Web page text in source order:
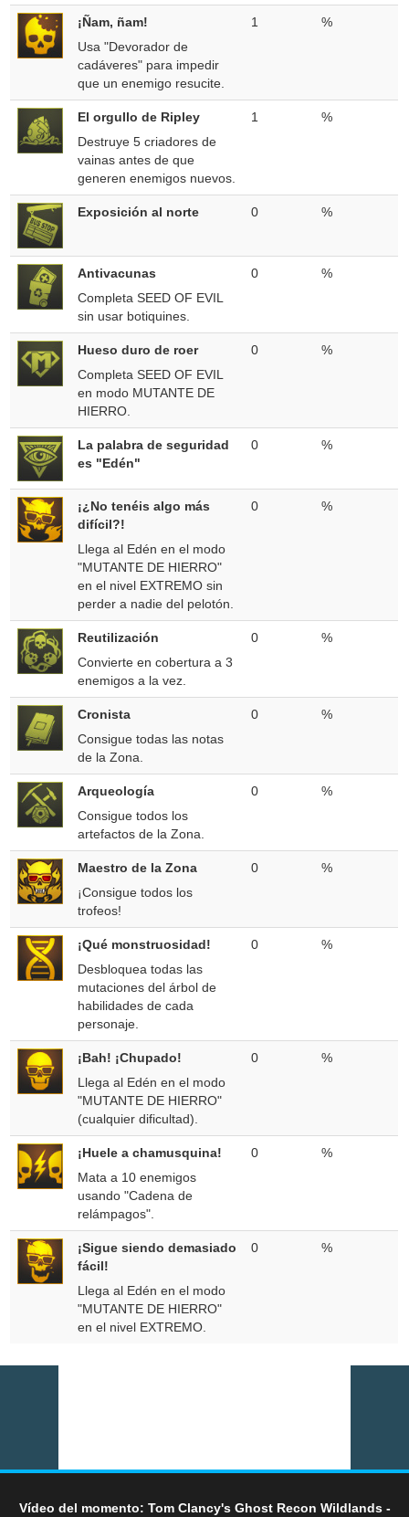
¡Ñam, ñam!
Usa "Devorador de
cadáveres" para impedir
que un enemigo resucite.
1 %
El orgullo de Ripley
Destruye 5 criadores de
vainas antes de que
generen enemigos nuevos.
1 %
Exposición al norte 0 %
Antivacunas
Completa SEED OF EVIL
sin usar botiquines.
0 %
Hueso duro de roer
Completa SEED OF EVIL
en modo MUTANTE DE
HIERRO.
0 %
La palabra de seguridad
es "Edén"
0 %
¡¿No tenéis algo más
difícil?!
Llega al Edén en el modo
"MUTANTE DE HIERRO"
en el nivel EXTREMO sin
perder a nadie del pelotón.
0 %
Reutilización
Convierte en cobertura a 3
enemigos a la vez.
0 %
Cronista
Consigue todas las notas
de la Zona.
0 %
Arqueología
Consigue todos los
artefactos de la Zona.
0 %
Maestro de la Zona
¡Consigue todos los
trofeos!
0 %
¡Qué monstruosidad!
Desbloquea todas las
mutaciones del árbol de
habilidades de cada
personaje.
0 %
¡Bah! ¡Chupado!
Llega al Edén en el modo
"MUTANTE DE HIERRO"
(cualquier dificultad).
0 %
¡Huele a chamusquina!
Mata a 10 enemigos
usando "Cadena de
relámpagos".
0 %
¡Sigue siendo demasiado
fácil!
Llega al Edén en el modo
"MUTANTE DE HIERRO"
en el nivel EXTREMO.
0 %
Vídeo del momento: Tom Clancy's Ghost Recon Wildlands -